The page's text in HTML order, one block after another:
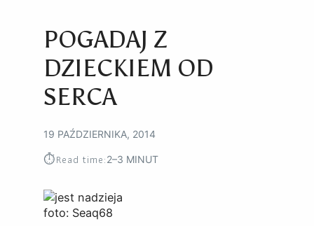
POGADAJ Z
DZIECKIEM OD
SERCA
19 PAŹDZIERNIKA, 2014
⏱︎Read time:2–3 MINUT
foto: Seaq68